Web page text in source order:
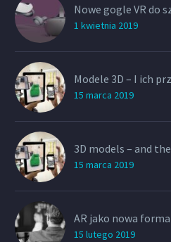
Nowe gogle VR do
1 kwietnia 2019
Modele 3D – I ich
15 marca 2019
3D models – and
15 marca 2019
AR jako nowa
15 lutego 2019